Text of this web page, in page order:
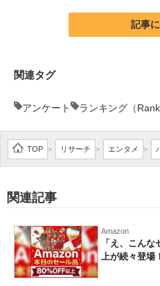
IT製品の技術・比較・事例
モノづくり技術者専門サイト
エレクトロニクス専門サイト
電子設計の基本と応用
エネルギーの専門メディア
建設×テクノロジーの最前線
ちょっと気になるネットの話題
記事
関連タグ
アンケート ランキング（
TOP > リサーチ > エンタメ >
関連記事
Amazon
「え、こん
上が続々登場